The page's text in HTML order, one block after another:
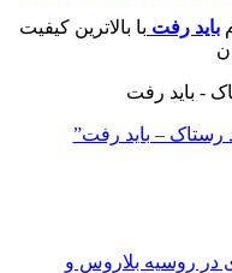
باید رفت با بالاترین کیفیت
رستاک – باید رفت”
در روسیه بلاروس و